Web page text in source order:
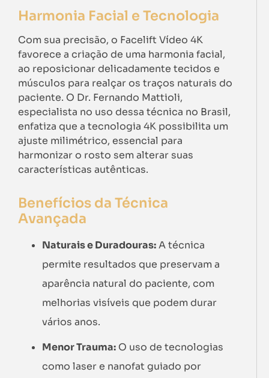
Harmonia Facial e Tecnologia
Com sua precisão, o Facelift Vídeo 4K
favorece a criação de uma harmonia facial,
ao reposicionar delicadamente tecidos e
músculos para realçar os traços naturais do
paciente. O Dr. Fernando Mattioli,
especialista no uso dessa técnica no Brasil,
enfatiza que a tecnologia 4K possibilita um
ajuste milimétrico, essencial para
harmonizar o rosto sem alterar suas
características autênticas.
Benefícios da Técnica
Avançada
Naturais e Duradouras:A técnica
permite resultados que preservam a
aparência natural do paciente, com
melhorias visíveis que podem durar
vários anos.
Menor Trauma: O uso de tecnologias
como laser e nanofat guiado por